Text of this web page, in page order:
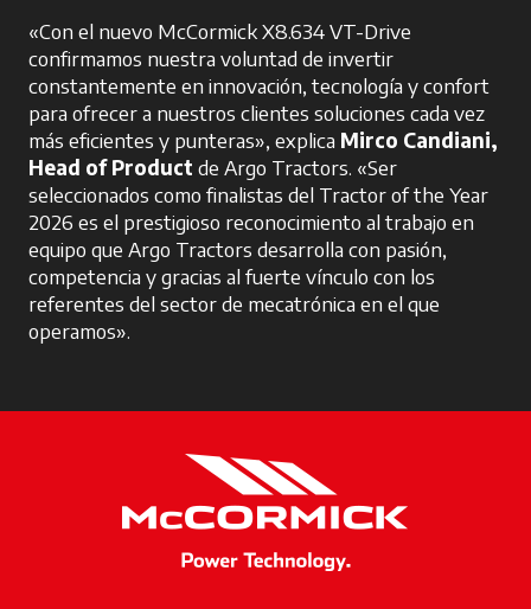
«Con el nuevo McCormick X8.634 VT-Drive
confirmamos nuestra voluntad de invertir
constantemente en innovación, tecnología y confort
para ofrecer a nuestros clientes soluciones cada vez
más eficientes y punteras», explica Mirco Candiani,
Head of Product de Argo Tractors. «Ser
seleccionados como finalistas del Tractor of the Year
2026 es el prestigioso reconocimiento al trabajo en
equipo que Argo Tractors desarrolla con pasión,
competencia y gracias al fuerte vínculo con los
referentes del sector de mecatrónica en el que
operamos».